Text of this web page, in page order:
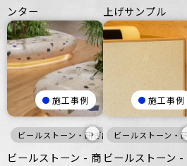
ンター
上げサンプル
施工事例
ビールストーン・研ぎ出し仕上げ 白
›
ビールストーン - 商
施工事例
ビールストーン・
ビールストーン -